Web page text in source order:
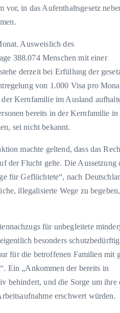
vor, in das Aufenthaltsgesetz
Ausweislich des
388.074 Menschen mit einer
derzeit bei Erfüllung der
von 1.000 Visa pro
Kernfamilie im Ausland
bereits in der Kernfamilie in
sei nicht bekannt.
machte geltend, dass das
der Flucht gelte. Die Aussetzung
für Geflüchtete“, nach
illegalisierte Wege zu
für unbegleitete
besonders
für die betroffenen Familien mit
Ein „Ankommen der bereits in
behindert, und die Sorge um ihre
erschwert würden.